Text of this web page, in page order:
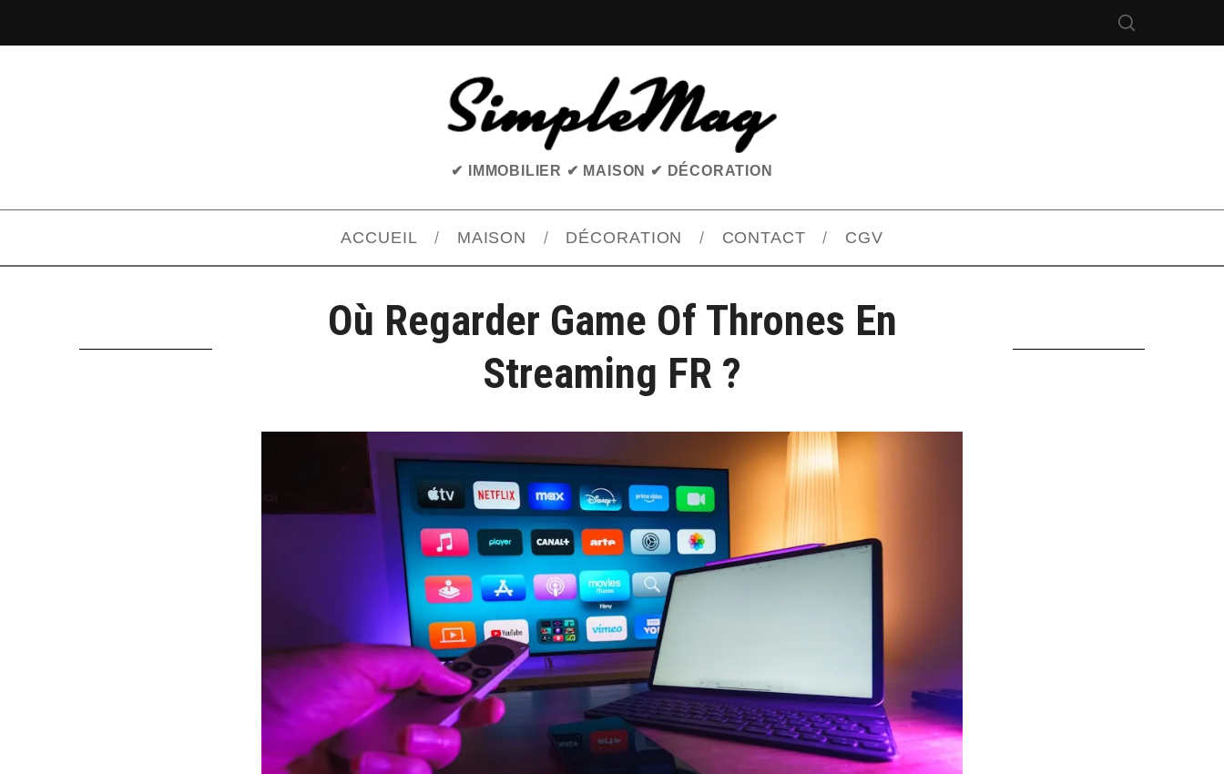
✔ IMMOBILIER ✔ MAISON ✔ DÉCORATION
ACCUEIL MAISON DÉCORATION CONTACT CGV
Où Regarder Game Of Thrones En
Streaming FR ?